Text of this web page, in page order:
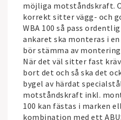
möjliga motståndskraft.
korrekt sitter vägg- och
WBA 100 så pass
ankaret ska monteras i
bör stämma av
När det väl sitter fast
bort det och så ska det
bygel av härdat
motståndskraft inkl.
100 kan fästas i marken
kombination med ett